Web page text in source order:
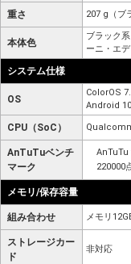
重さ 207 g（ブ
本体色
ブラック
ーニ・エ
システム仕様
OS
ColorOS
Android
CPU（SoC）
AnTuTuベンチ
マーク
AnTuTu
220000
メモリ/保存容量
組み合わせ メモリ
ストレージカー
ド
非対応